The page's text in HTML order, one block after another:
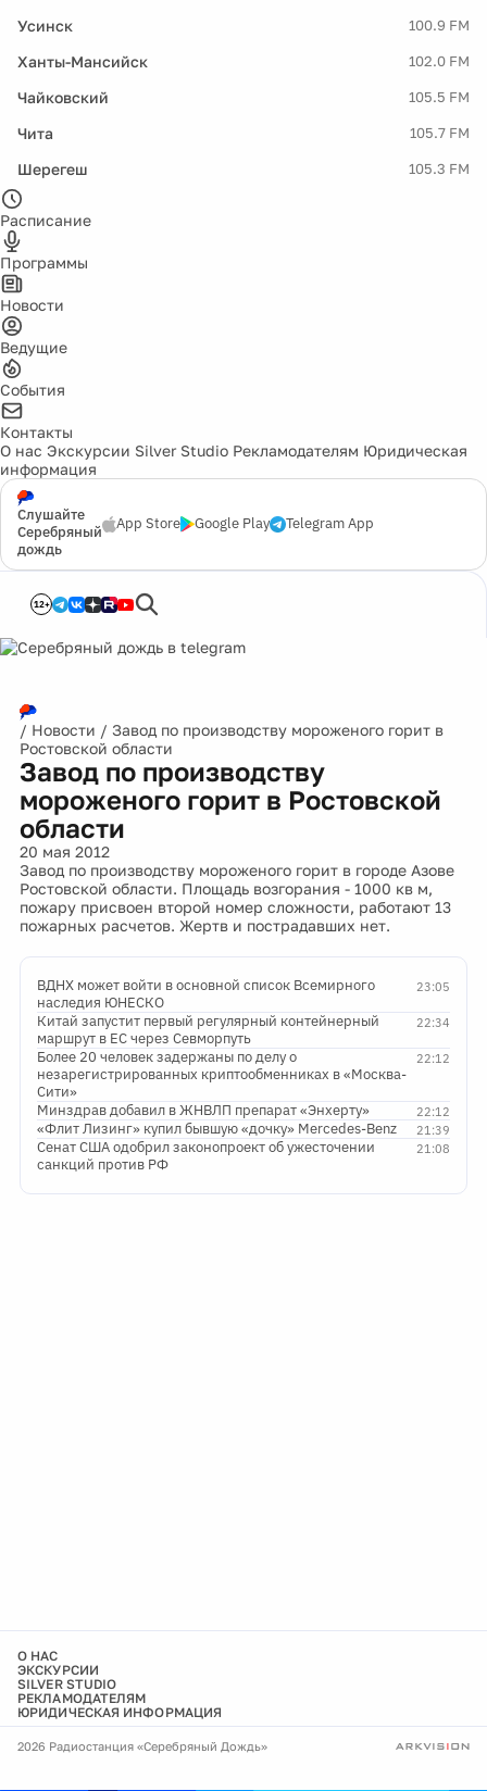
Усинск 100.9 FM
Ханты-Мансийск 102.0 FM
Чайковский 105.5 FM
Чита 105.7 FM
Шерегеш 105.3 FM
Расписание
Программы
Новости
Ведущие
События
Контакты
О нас Экскурсии Silver Studio Рекламодателям Юридическая
информация
Слушайте
Серебряный
дождь
App Store Google Play Telegram App
12+
/ Новости / Завод по производству мороженого горит в
Ростовской области
Завод по производству
мороженого горит в Ростовской
области
20 мая 2012
Завод по производству мороженого горит в городе Азове
Ростовской области. Площадь возгорания - 1000 кв м,
пожару присвоен второй номер сложности, работают 13
пожарных расчетов. Жертв и пострадавших нет.
23:05
ВДНХ может войти в основной список Всемирного
наследия ЮНЕСКО
22:34
Китай запустит первый регулярный контейнерный
маршрут в ЕС через Севморпуть
22:12
Более 20 человек задержаны по делу о
незарегистрированных криптообменниках в «Москва-
Сити»
22:12
Минздрав добавил в ЖНВЛП препарат «Энхерту»
21:39
«Флит Лизинг» купил бывшую «дочку» Mercedes-Benz
21:08
Сенат США одобрил законопроект об ужесточении
санкций против РФ
О НАС
ЭКСКУРСИИ
SILVER STUDIO
РЕКЛАМОДАТЕЛЯМ
ЮРИДИЧЕСКАЯ ИНФОРМАЦИЯ
2026 Радиостанция «Серебряный Дождь»